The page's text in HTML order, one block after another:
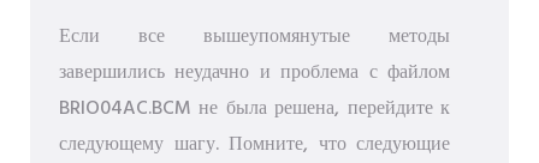
Если все вышеупомянутые методы
завершились неудачно и проблема с файлом
BRIO04AC.BCM не была решена, перейдите к
следующему шагу. Помните, что следующие